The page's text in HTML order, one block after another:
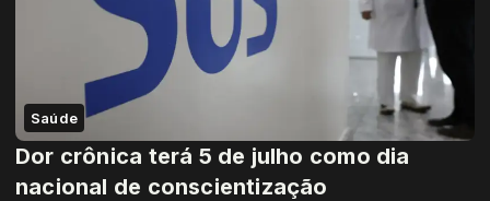
Saúde
Dor crônica terá 5 de julho como dia
nacional de conscientização